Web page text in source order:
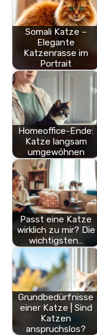
Somali Katze –
Elegante
Katzenrasse im
Portrait
Homeoffice-Ende:
Katze langsam
umgewöhnen
Passt eine Katze
wirklich zu mir? Die
wichtigsten…
Grundbedürfnisse
einer Katze | Sind
Katzen
anspruchslos?